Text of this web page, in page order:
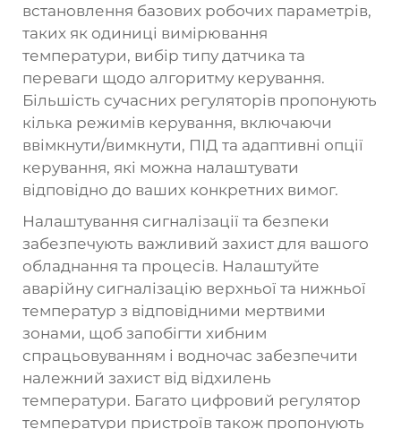
встановлення базових робочих параметрів,
таких як одиниці вимірювання
температури, вибір типу датчика та
переваги щодо алгоритму керування.
Більшість сучасних регуляторів пропонують
кілька режимів керування, включаючи
ввімкнути/вимкнути, ПІД та адаптивні опції
керування, які можна налаштувати
відповідно до ваших конкретних вимог.
Налаштування сигналізації та безпеки
забезпечують важливий захист для вашого
обладнання та процесів. Налаштуйте
аварійну сигналізацію верхньої та нижньої
температур з відповідними мертвими
зонами, щоб запобігти хибним
спрацьовуванням і водночас забезпечити
належний захист від відхилень
температури. Багато цифровий регулятор
температури пристроїв також пропонують